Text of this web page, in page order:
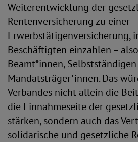
Weiterentwicklung der
Rentenversicherung zu einer
Erwerbstätigenversicherung,
Beschäftigten einzahlen –
Beamt*innen,
Mandatsträger*innen. Das
Verbandes nicht allein die
die Einnahmeseite der
stärken, sondern auch das
solidarische und gesetzliche